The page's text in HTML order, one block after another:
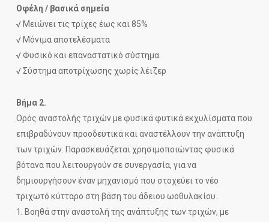
Οφέλη / βασικά σημεία
√ Μειώνει τις τρίχες έως και 85%
√ Μόνιμα αποτελέσματα
√ Φυσικό και επαναστατικό σύστημα.
√ Σύστημα αποτρίχωσης χωρίς λέιζερ
Βήμα 2.
Ορός αναστολής τριχών με φυσικά φυτικά εκχυλίσματα που
επιβραδύνουν προοδευτικά και αναστέλλουν την ανάπτυξη
των τριχών. Παρασκευάζεται χρησιμοποιώντας φυσικά
βότανα που λειτουργούν σε συνεργασία, για να
δημιουργήσουν έναν μηχανισμό που στοχεύει το νέο
τριχωτό κύτταρο στη βάση του άδειου ωοθυλακίου.
1. Βοηθά στην αναστολή της ανάπτυξης των τριχών, με